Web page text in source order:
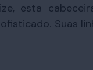
esta
Suas